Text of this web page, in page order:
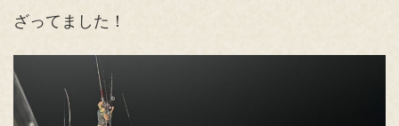
ざってました！